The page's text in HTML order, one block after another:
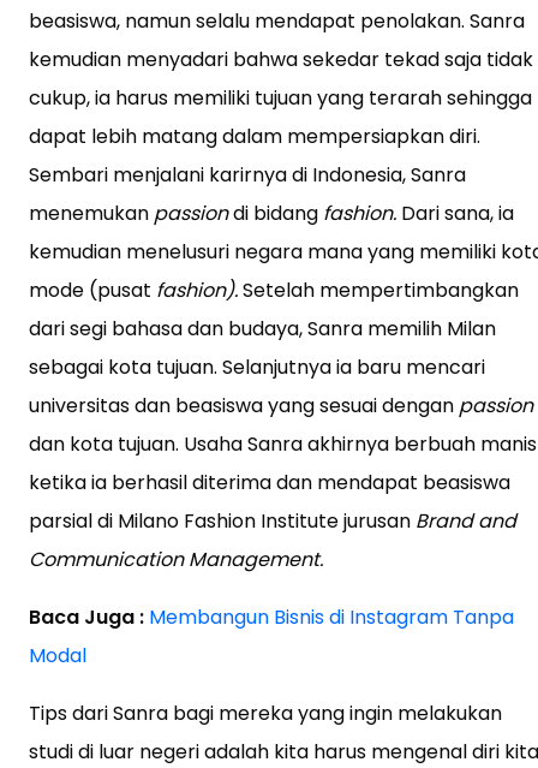
beasiswa, namun selalu mendapat penolakan. Sanra
kemudian menyadari bahwa sekedar tekad saja tidak
cukup, ia harus memiliki tujuan yang terarah sehingga
dapat lebih matang dalam mempersiapkan diri.
Sembari menjalani karirnya di Indonesia, Sanra
menemukan passiondi bidang fashion. Dari sana, ia
kemudian menelusuri negara mana yang memiliki
mode (pusat fashion).Setelah mempertimbangkan
dari segi bahasa dan budaya, Sanra memilih Milan
sebagai kota tujuan. Selanjutnya ia baru mencari
universitas dan beasiswa yang sesuai dengan passion
dan kota tujuan. Usaha Sanra akhirnya berbuah manis
ketika ia berhasil diterima dan mendapat beasiswa
parsial di Milano Fashion Institute jurusan Brand and
Communication Management.
Baca Juga : Membangun Bisnis di Instagram Tanpa
Modal
Tips dari Sanra bagi mereka yang ingin melakukan
studi di luar negeri adalah kita harus mengenal diri kita